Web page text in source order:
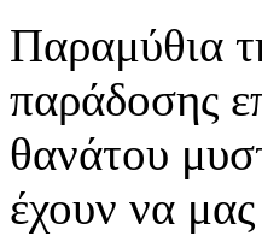
Παραμύθια
παράδοσης
θανάτου
έχουν να